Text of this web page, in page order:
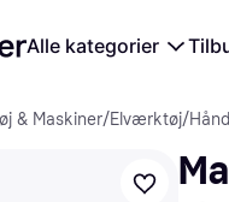
Alle kategorier
& Maskiner/Elværktøj/